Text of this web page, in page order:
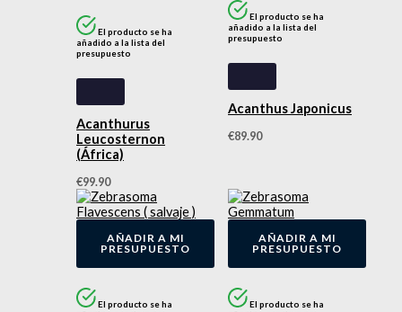
El producto se ha
añadido a la lista del
presupuesto
Acanthurus
Leucosternon
(África)
€99.90
El producto se ha
añadido a la lista del
presupuesto
Acanthus Japonicus
€89.90
AÑADIR A MI
PRESUPUESTO
El producto se ha
AÑADIR A MI
PRESUPUESTO
El producto se ha